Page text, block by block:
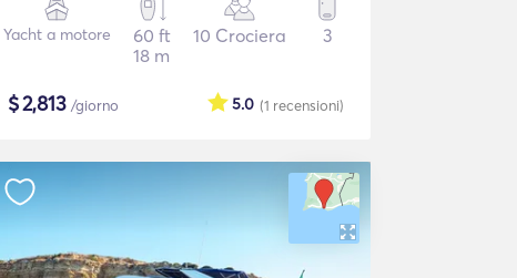
Yacht a motore
60 ft
18 m
10 Crociera 3
$2,813 /giorno (1 recensioni)
5.0